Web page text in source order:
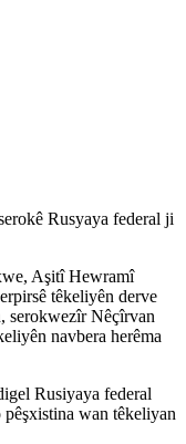
Rusyaya federal ji
Aşitî Hewramî
têkeliyên derve
serokwezîr Nêçîrvan
navbera herêma
Rusiyaya federal
wan têkeliyan